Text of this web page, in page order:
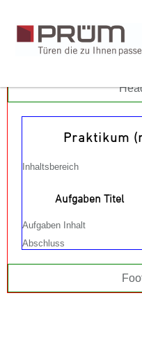
Praktikum
Inhaltsbereich
Aufgaben Titel
Aufgaben Inhalt
Abschluss